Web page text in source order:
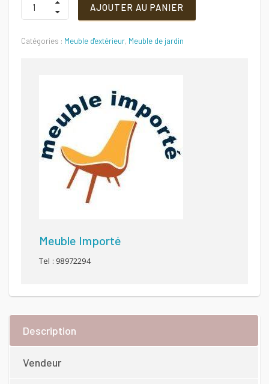
était : est :
d'extérieur
Quantité
AJOUTER AU PANIER
Catégories : Meuble d'extérieur, Meuble de jardin
Meuble Importé
Tel : 98972294
Description
Vendeur